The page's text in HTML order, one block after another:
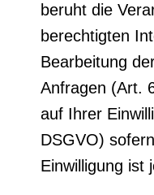
beruht die
berechtigten
Bearbeitung
Anfragen (Art.
auf Ihrer
DSGVO)
Einwilligung ist